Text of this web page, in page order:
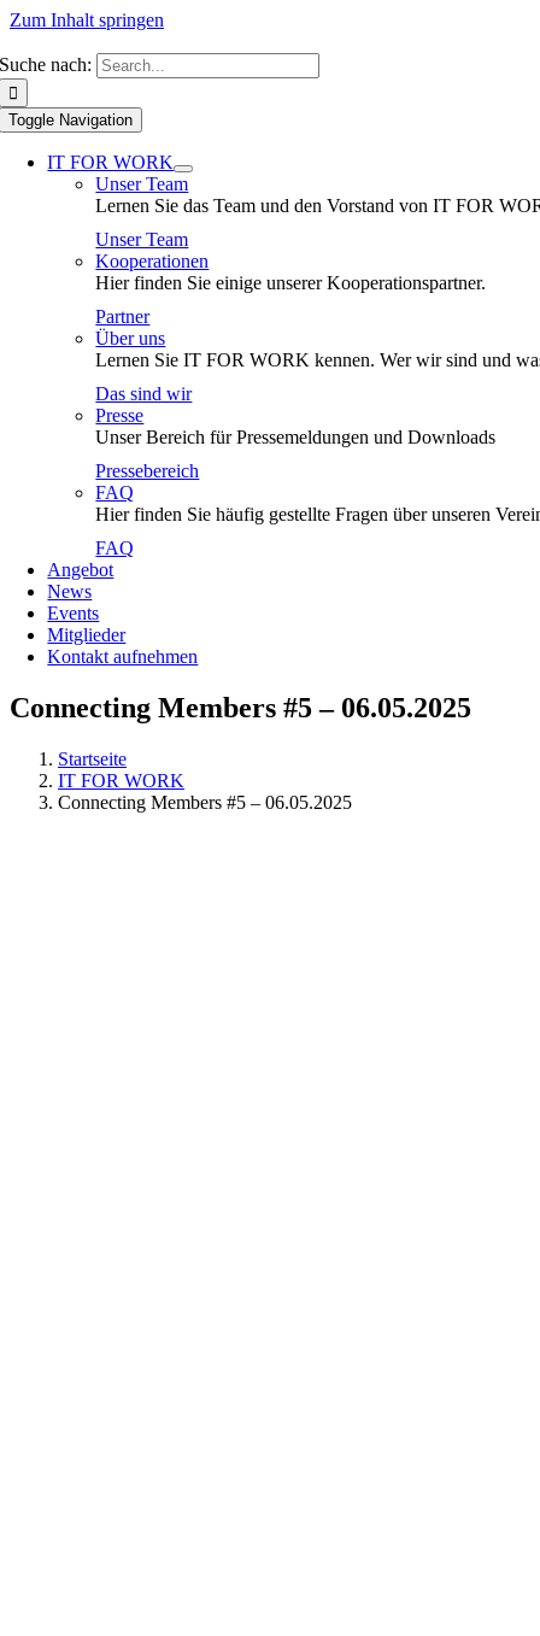
Zum Inhalt springen
Suche nach:
Toggle Navigation
IT FOR WORK
Unser Team
Lernen Sie das Team und den Vorstand von IT FOR
Unser Team
Kooperationen
Hier finden Sie einige unserer Kooperationspartner.
Partner
Über uns
Lernen Sie IT FOR WORK kennen. Wer wir sind und
Das sind wir
Presse
Unser Bereich für Pressemeldungen und Downloads
Pressebereich
FAQ
Hier finden Sie häufig gestellte Fragen über unseren
FAQ
Angebot
News
Events
Mitglieder
Kontakt aufnehmen
Connecting Members #5 – 06.05.2025
Startseite
IT FOR WORK
Connecting Members #5 – 06.05.2025